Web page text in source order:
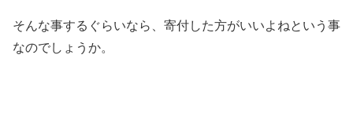
そんな事するぐらいなら、寄付した方がいいよねという事
なのでしょうか。